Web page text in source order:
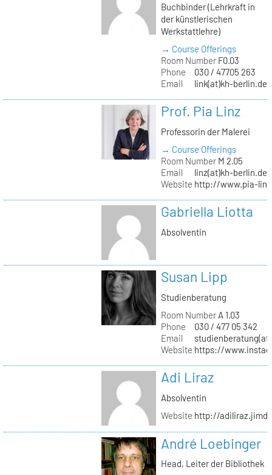
Buchbinder (Lehrkraft in
der künstlerischen
Werkstattlehre)
→ Course Offerings
Room NumberF0.03
Phone
030 / 47705 263
Email
link(at)kh-berlin.de
Prof. Pia Linz
Professorin der Malerei
→ Course Offerings
Room NumberM 2.05
Email
linz(at)kh-berlin.de
Website http://www.pia-
Gabriella Liotta
Absolventin
Susan Lipp
Studienberatung
Room NumberA 1.03
Phone
030 / 477 05 342
Email
Website https://
Adi Liraz
Absolventin
Website http://
André Loebinger
Head, Leiter der Bibliothek